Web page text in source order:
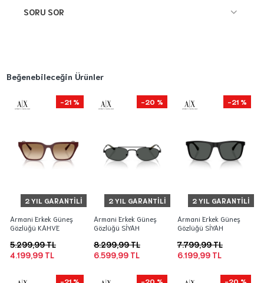
SORU SOR
Beğenebileceğin Ürünler
2 YIL GARANTILI
-21 %
Armani Erkek Güneş
Gözlüğü KAHVE
4.199,99 TL
5.299,99 TL
2 YIL GARANTILI
-20 %
Armani Erkek Güneş
Gözlüğü SİYAH
6.599,99 TL
8.299,99 TL
2 YIL GARANTILI
-21 %
Armani Erkek Güneş
Gözlüğü SİYAH
6.199,99 TL
7.799,99 TL
-21 % -20 % -20 %